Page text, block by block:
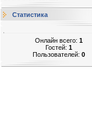
Статистика
Онлайн всего: 1
Гостей: 1
Пользователей: 0